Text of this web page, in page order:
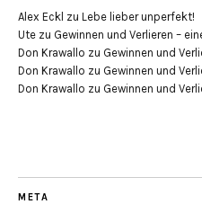
Alex Eckl zu Lebe lieber unperfekt!
Ute zu Gewinnen und Verlieren –
Don Krawallo zu Gewinnen und
Don Krawallo zu Gewinnen und
Don Krawallo zu Gewinnen und
META